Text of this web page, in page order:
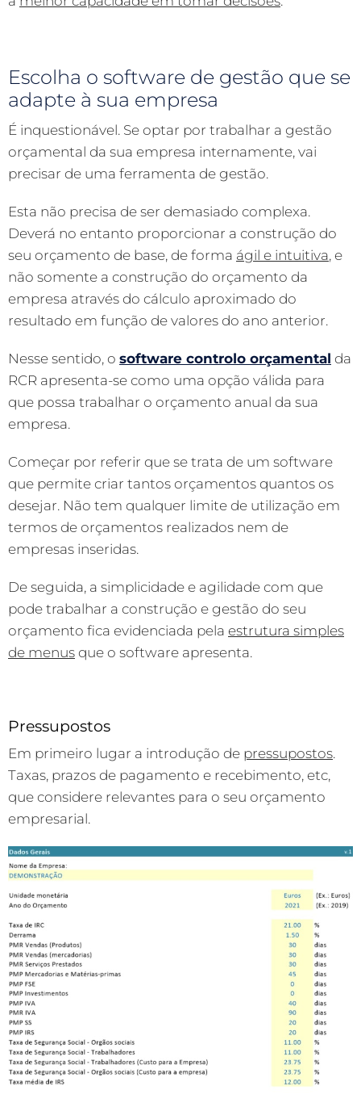
Escolha o software de gestão que se
adapte à sua empresa
É inquestionável. Se optar por trabalhar a gestão
orçamental da sua empresa internamente, vai
precisar de uma ferramenta de gestão.
Esta não precisa de ser demasiado complexa.
Deverá no entanto proporcionar a construção do
seu orçamento de base, de forma ágil e intuitiva, e
não somente a construção do orçamento da
empresa através do cálculo aproximado do
resultado em função de valores do ano anterior.
Nesse sentido, o software controlo orçamental da
RCR apresenta-se como uma opção válida para
que possa trabalhar o orçamento anual da sua
empresa.
Começar por referir que se trata de um software
que permite criar tantos orçamentos quantos os
desejar. Não tem qualquer limite de utilização em
termos de orçamentos realizados nem de
empresas inseridas.
De seguida, a simplicidade e agilidade com que
pode trabalhar a construção e gestão do seu
orçamento fica evidenciada pela estrutura simples
de menus que o software apresenta.
Pressupostos
Em primeiro lugar a introdução de pressupostos.
Taxas, prazos de pagamento e recebimento, etc,
que considere relevantes para o seu orçamento
empresarial.